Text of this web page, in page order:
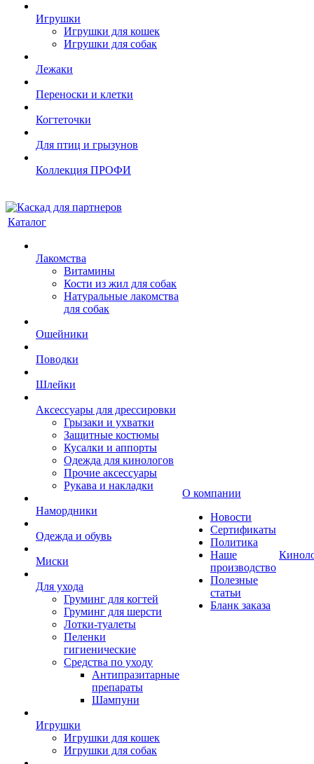
Игрушки
Игрушки для кошек
Игрушки для собак
Лежаки
Переноски и клетки
Когтеточки
Для птиц и грызунов
Коллекция ПРОФИ
Каталог
Лакомства
Витамины
Кости из жил для собак
Натуральные лакомства
для собак
Ошейники
Поводки
Шлейки
Аксессуары для дрессировки
Грызаки и ухватки
Защитные костюмы
Кусалки и аппорты
Одежда для кинологов
Прочие аксессуары
Рукава и накладки
Намордники
Одежда и обувь
Миски
Для ухода
Груминг для когтей
Груминг для шерсти
Лотки-туалеты
Пеленки
гигиенические
Средства по уходу
Антипразитарные
препараты
Шампуни
Игрушки
Игрушки для кошек
Игрушки для собак
О компании
Новости
Сертификаты
Политика
Наше
производство
Полезные
статьи
Бланк заказа